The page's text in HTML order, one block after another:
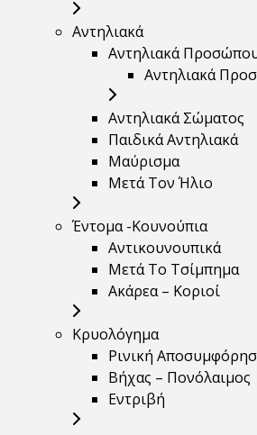
Αντηλιακά
Αντηλιακά
Αντηλιακά
Αντηλιακά Σώματος
Παιδικά Αντηλιακά
Μαύρισμα
Mετά Τον Ήλιο
Έντομα -Κουνούπια
Αντικουνουπικά
Μετά Το Τσίμπημα
Ακάρεα – Κοριοί
Κρυολόγημα
Ρινική
Βήχας – Πονόλαιμος
Εντριβή